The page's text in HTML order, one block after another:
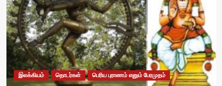
இலக்கியம் தொடர்கள் பெரிய புராணம் எனும் பேரமுதம்